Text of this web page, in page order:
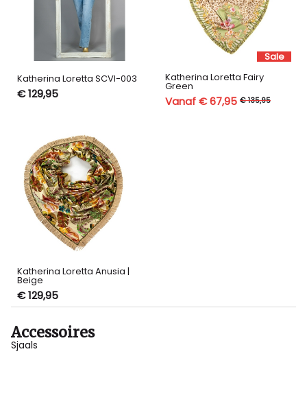
Katherina Loretta SCVI-003
€ 129,95
Sale
Katherina Loretta Fairy
Green
Vanaf € 67,95 € 135,95
Katherina Loretta Anusia |
Beige
€ 129,95
Accessoires
Sjaals